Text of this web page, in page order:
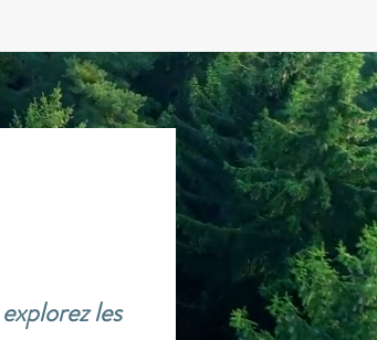
explorez les